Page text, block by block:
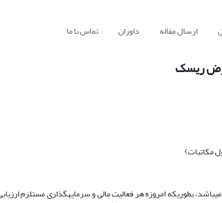
ارسال مقاله داوران تماس با ما
ریسک
مکاتبات)
بطوریکه امروزه هر فعالیت مالی و سرمایه­گذاری مستلزم